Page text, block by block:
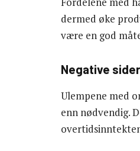
dermed øke
være en god
Negative sider
Ulempene med
enn nødvendig.